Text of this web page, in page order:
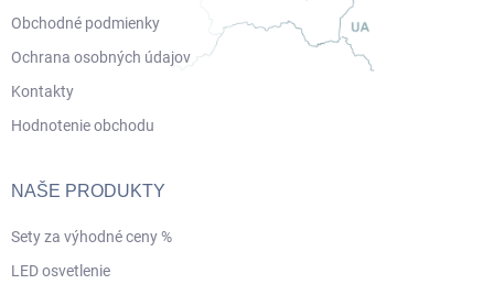
Obchodné podmienky
Ochrana osobných údajov
Kontakty
Hodnotenie obchodu
NAŠE PRODUKTY
Sety za výhodné ceny %
LED osvetlenie